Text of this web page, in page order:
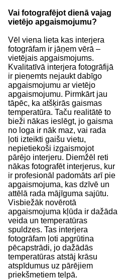
Vai fotografējot dienā vajag
vietējo apgaismojumu?
Vēl viena lieta kas interjera
fotogrāfam ir jāņem vērā –
vietējais apgaismojums.
Kvalitatīvā interjera fotogrāfijā
ir pieņemts nejaukt dabīgo
apgaismojumu ar vietējo
apgaismojumu. Pirmkārt jau
tāpēc, ka atšķirās gaismas
temperatūra. Taču realitātē to
bieži nākas ieslēgt, jo gaisma
no loga ir nāk maz, vai rada
ļoti izteikti gaišu vietu,
nepietiekoši izgaismojot
pārējo interjeru. Diemžēl reti
nākas fotografēt interjerus, kur
ir profesionāl padomāts arī pie
apgaismojuma, kas dzīvē un
attēlā rada mājīguma sajūtu.
Visbiežāk novērotā
apgaismojuma kļūda ir dažāda
veida un temperatūras
spuldzes. Tas interjera
fotogrāfam ļoti apgrūtina
pēcapstrādi, jo dažādās
temperatūras atstāj krāsu
atspīdumus uz pārējiem
priekšmetiem telpā.